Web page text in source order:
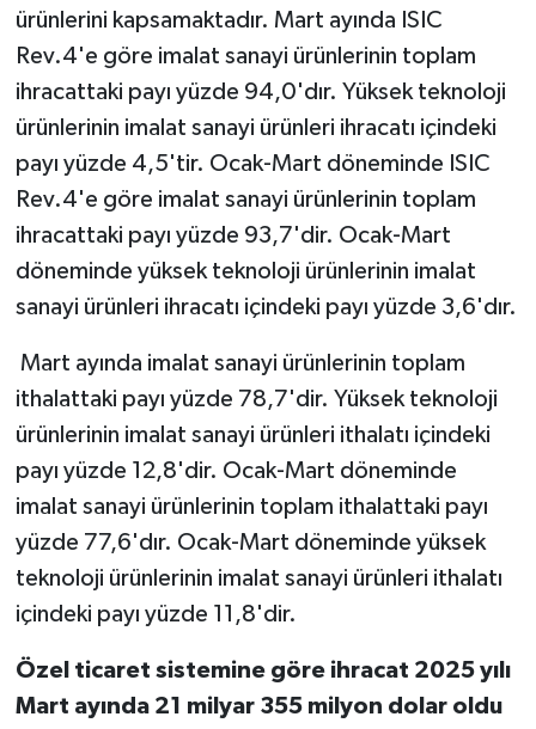
ürünlerini kapsamaktadır. Mart ayında ISIC
Rev.4'e göre imalat sanayi ürünlerinin toplam
ihracattaki payı yüzde 94,0'dır. Yüksek teknoloji
ürünlerinin imalat sanayi ürünleri ihracatı içindeki
payı yüzde 4,5'tir. Ocak-Mart döneminde ISIC
Rev.4'e göre imalat sanayi ürünlerinin toplam
ihracattaki payı yüzde 93,7'dir. Ocak-Mart
döneminde yüksek teknoloji ürünlerinin imalat
sanayi ürünleri ihracatı içindeki payı yüzde 3,6'dır.
Mart ayında imalat sanayi ürünlerinin toplam
ithalattaki payı yüzde 78,7'dir. Yüksek teknoloji
ürünlerinin imalat sanayi ürünleri ithalatı içindeki
payı yüzde 12,8'dir. Ocak-Mart döneminde
imalat sanayi ürünlerinin toplam ithalattaki payı
yüzde 77,6'dır. Ocak-Mart döneminde yüksek
teknoloji ürünlerinin imalat sanayi ürünleri ithalatı
içindeki payı yüzde 11,8'dir.
Özel ticaret sistemine göre ihracat 2025 yılı
Mart ayında 21 milyar 355 milyon dolar oldu